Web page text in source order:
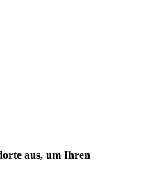
aus, um Ihren